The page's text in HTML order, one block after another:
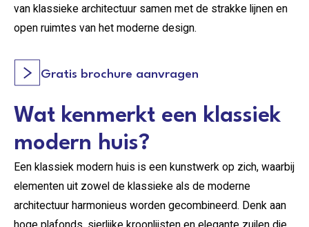
van klassieke architectuur samen met de strakke lijnen en
open ruimtes van het moderne design.
Gratis brochure aanvragen
Wat kenmerkt een klassiek
modern huis?
Een klassiek modern huis is een kunstwerk op zich, waarbij
elementen uit zowel de klassieke als de moderne
architectuur harmonieus worden gecombineerd. Denk aan